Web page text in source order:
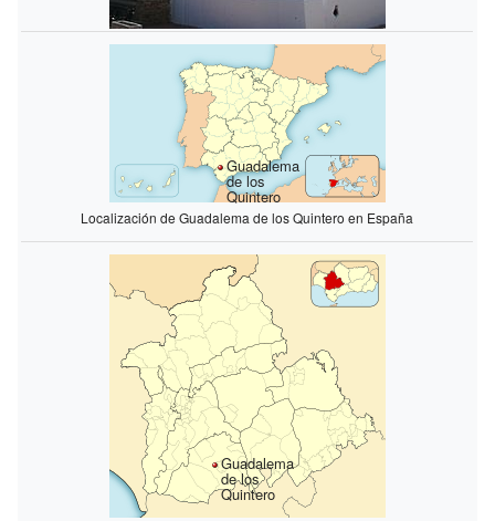
Guadalema
de los
Quintero
Localización de Guadalema de los Quintero en España
Guadalema
de los
Quintero